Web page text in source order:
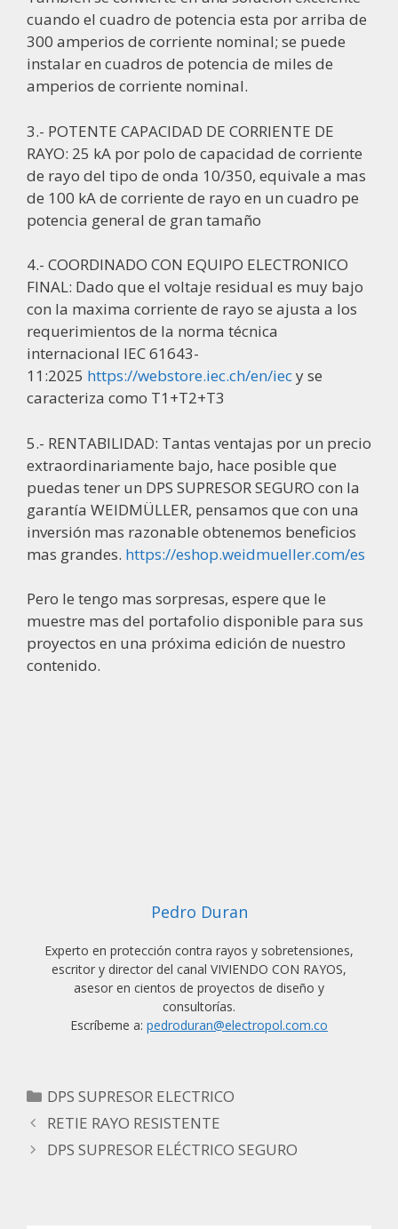
cuando el cuadro de potencia esta por arriba de
300 amperios de corriente nominal; se puede
instalar en cuadros de potencia de miles de
amperios de corriente nominal.
3.- POTENTE CAPACIDAD DE CORRIENTE DE
RAYO: 25 kA por polo de capacidad de corriente
de rayo del tipo de onda 10/350, equivale a mas
de 100 kA de corriente de rayo en un cuadro pe
potencia general de gran tamaño
4.- COORDINADO CON EQUIPO ELECTRONICO
FINAL: Dado que el voltaje residual es muy bajo
con la maxima corriente de rayo se ajusta a los
requerimientos de la norma técnica
internacional IEC 61643-
11:2025 https://webstore.iec.ch/en/iecy se
caracteriza como T1+T2+T3
5.- RENTABILIDAD: Tantas ventajas por un precio
extraordinariamente bajo, hace posible que
puedas tener un DPS SUPRESOR SEGURO con la
garantía WEIDMÜLLER, pensamos que con una
inversión mas razonable obtenemos beneficios
mas grandes. https://eshop.weidmueller.com/es
Pero le tengo mas sorpresas, espere que le
muestre mas del portafolio disponible para sus
proyectos en una próxima edición de nuestro
contenido.
Pedro Duran
Experto en protección contra rayos y sobretensiones,
escritor y director del canal VIVIENDO CON RAYOS,
asesor en cientos de proyectos de diseño y
consultorías.
Escríbeme a: pedroduran@electropol.com.co
Categorías
DPS SUPRESOR ELECTRICO
RETIE RAYO RESISTENTE
DPS SUPRESOR ELÉCTRICO SEGURO